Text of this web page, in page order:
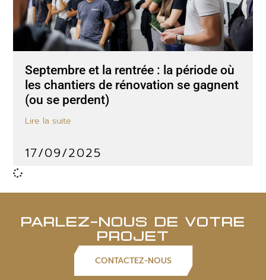
Septembre et la rentrée : la période où
les chantiers de rénovation se gagnent
(ou se perdent)
Lire la suite
17/09/2025
PARLEZ-NOUS DE VOTRE
PROJET
CONTACTEZ-NOUS